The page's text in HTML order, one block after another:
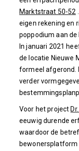
Marktstraat 50-52
eigen rekening en
poppodium aan
In januari 2021
de locatie Nieuwe
formeel afgerond.
verder
Voor het project
eeuwig durende
waardoor de